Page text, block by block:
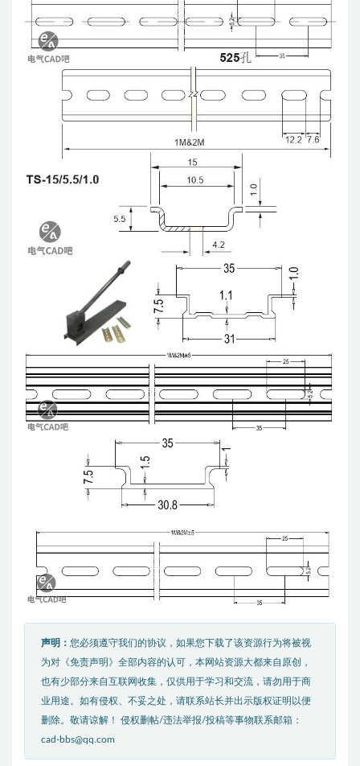
声明： 您必须遵守我们的协议，如果您下载了该资源行为将被视
为对《免责声明》全部内容的认可，本网站资源大都来自原创，
也有少部分来自互联网收集，仅供用于学习和交流，请勿用于商
业用途。如有侵权、不妥之处，请联系站长并出示版权证明以便
删除。敬请谅解！ 侵权删帖/违法举报/投稿等事物联系邮箱：
cad-bbs@qq.com